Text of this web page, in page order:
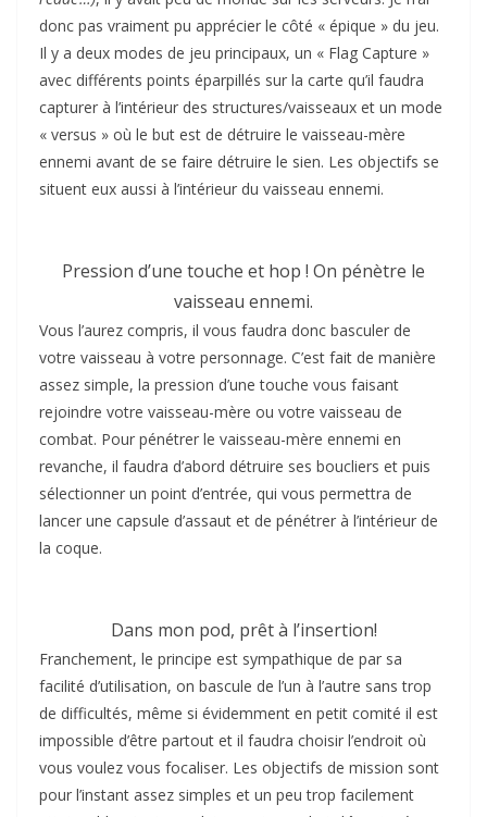
donc pas vraiment pu apprécier le côté « épique » du jeu.
Il y a deux modes de jeu principaux, un « Flag Capture »
avec différents points éparpillés sur la carte qu’il faudra
capturer à l’intérieur des structures/vaisseaux et un mode
« versus » où le but est de détruire le vaisseau-mère
ennemi avant de se faire détruire le sien. Les objectifs se
situent eux aussi à l’intérieur du vaisseau ennemi.
Pression d’une touche et hop ! On pénètre le
vaisseau ennemi.
Vous l’aurez compris, il vous faudra donc basculer de
votre vaisseau à votre personnage. C’est fait de manière
assez simple, la pression d’une touche vous faisant
rejoindre votre vaisseau-mère ou votre vaisseau de
combat. Pour pénétrer le vaisseau-mère ennemi en
revanche, il faudra d’abord détruire ses boucliers et puis
sélectionner un point d’entrée, qui vous permettra de
lancer une capsule d’assaut et de pénétrer à l’intérieur de
la coque.
Dans mon pod, prêt à l’insertion!
Franchement, le principe est sympathique de par sa
facilité d’utilisation, on bascule de l’un à l’autre sans trop
de difficultés, même si évidemment en petit comité il est
impossible d’être partout et il faudra choisir l’endroit où
vous voulez vous focaliser. Les objectifs de mission sont
pour l’instant assez simples et un peu trop facilement